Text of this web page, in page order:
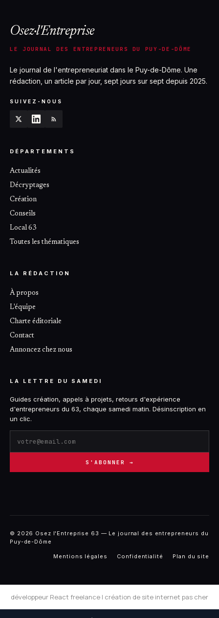
Osez·l'Entreprise
LE JOURNAL DES ENTREPRENEURS DU PUY-DE-DÔME
Le journal de l'entrepreneuriat dans le Puy-de-Dôme. Une
rédaction, un article par jour, sept jours sur sept depuis 2025.
SUIVEZ-NOUS
DÉPARTEMENTS
Actualités
Décryptages
Création
Conseils
Local 63
Toutes les thématiques
LA RÉDACTION
À propos
L'équipe
Charte éditoriale
Contact
Annoncez chez nous
LA LETTRE DU SAMEDI
Guides création, appels à projets, retours d'expérience
d'entrepreneurs du 63, chaque samedi matin. Désinscription en
un clic.
S'ABONNER →
© 2026 Osez l'Entreprise 63 — Le journal des entrepreneurs du
Puy-de-Dôme
Mentions légales Confidentialité Plan du site
développeur React freelance | création de site internet pas cher